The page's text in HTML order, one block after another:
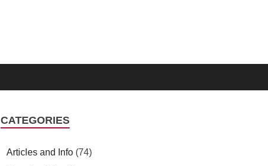
CATEGORIES
Articles and Info (74)